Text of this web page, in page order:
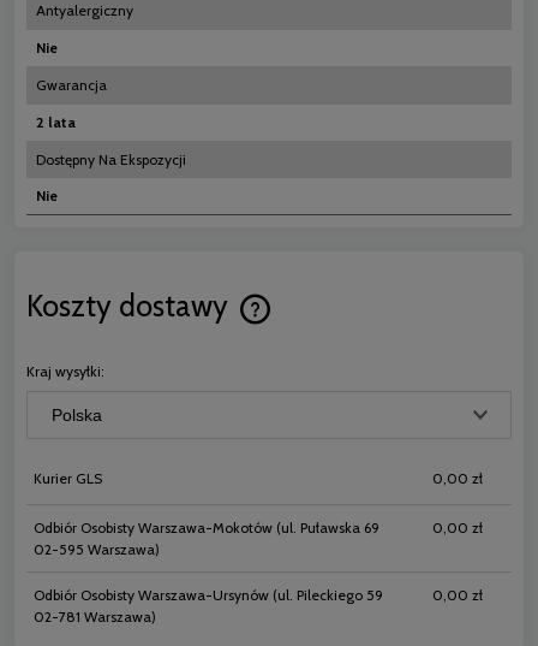
Antyalergiczny
Nie
Gwarancja
2 lata
Dostępny Na Ekspozycji
Nie
Koszty dostawy
Cena nie zawiera ewentualnych
Kraj wysyłki:
Kurier GLS 0,00 zł
Odbiór Osobisty Warszawa-Mokotów (ul. Puławska 69
02-595 Warszawa)
0,00 zł
Odbiór Osobisty Warszawa-Ursynów (ul. Pileckiego 59
02-781 Warszawa)
0,00 zł